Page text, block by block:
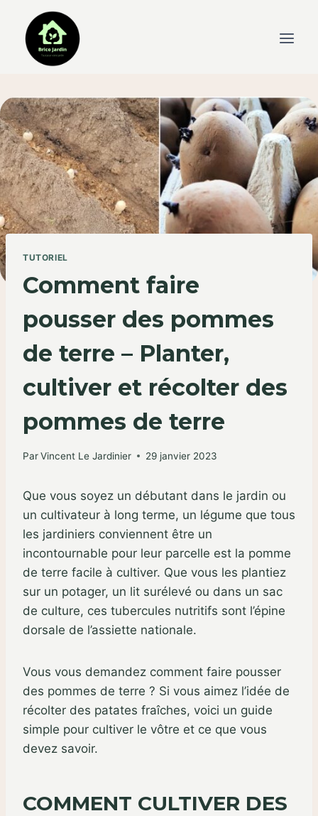
content
TUTORIEL
Comment faire
pousser des pommes
de terre – Planter,
cultiver et récolter des
pommes de terre
ParVincent Le Jardinier 29 janvier 2023
Que vous soyez un débutant dans le jardin ou
un cultivateur à long terme, un légume que tous
les jardiniers conviennent être un
incontournable pour leur parcelle est la pomme
de terre facile à cultiver. Que vous les plantiez
sur un potager, un lit surélevé ou dans un sac
de culture, ces tubercules nutritifs sont l’épine
dorsale de l’assiette nationale.
Vous vous demandez comment faire pousser
des pommes de terre ? Si vous aimez l’idée de
récolter des patates fraîches, voici un guide
simple pour cultiver le vôtre et ce que vous
devez savoir.
COMMENT CULTIVER DES